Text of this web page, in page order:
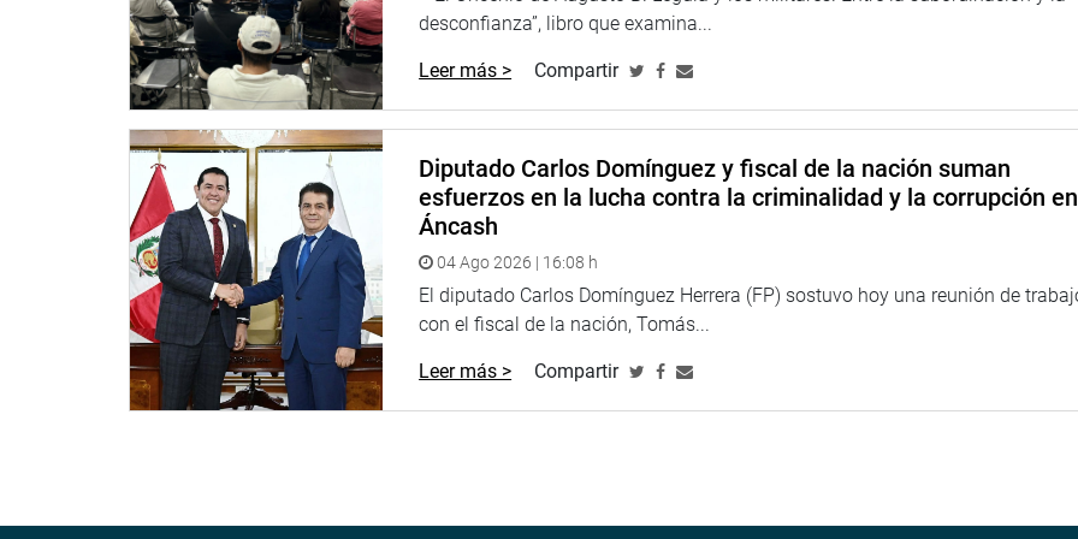
De esta manera, el congresista Ilich López presenta propuestas que se encuentran destinadas a dar solución a
diversas problemáticas en el sector agrario y reafirma su posición de escuchar a todos los ciudadanos y legislar
en favor del pueblo.
Lima, 5 de abril de 2022
DESPACHO CONGRESAL
desconfianza”, libro que examina...
Leer más > Compartir
Diputado Carlos Domínguez y fiscal de la nación suman
esfuerzos en la lucha contra la criminalidad y la corrupción en
Áncash
04 Ago 2026 | 16:08 h
El diputado Carlos Domínguez Herrera (FP) sostuvo hoy una reunión de
con el fiscal de la nación, Tomás...
Leer más > Compartir